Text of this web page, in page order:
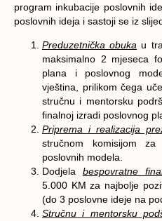
program inkubacije poslovnih
poslovnih ideja i sastoji se iz
Preduzetnička obuka u
maksimalno 2 mjeseca
plana i poslovnog
vještina, prilikom čega
stručnu i mentorsku
finalnoj izradi poslovnog
Priprema i realizacija
stručnom komisijom
poslovnih modela.
Dodjela bespovratne
5.000 KM za najbolje
(do 3 poslovne ideje na
Stručnu i mentorsku